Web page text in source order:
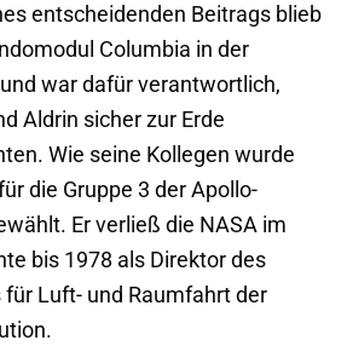
entscheidenden Beitrags blieb
Columbia in der
war dafür verantwortlich,
Aldrin sicher zur Erde
Wie seine Kollegen wurde
die Gruppe 3 der Apollo-
Er verließ die NASA im
bis 1978 als Direktor des
Luft- und Raumfahrt der